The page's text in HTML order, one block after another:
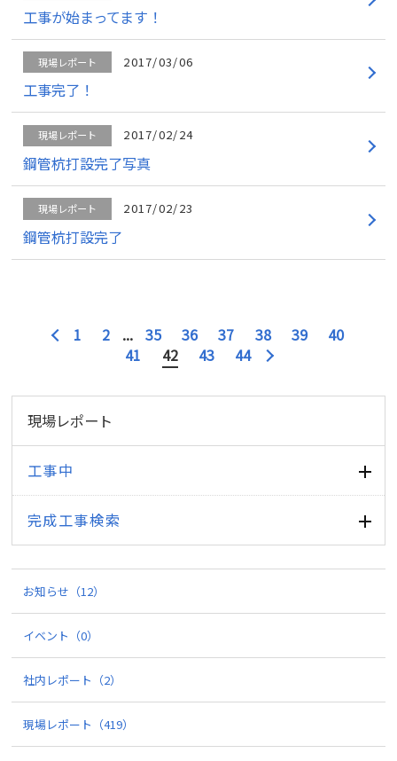
工事が始まってます！
現場レポート 2017/03/06
工事完了！
現場レポート 2017/02/24
鋼管杭打設完了写真
現場レポート 2017/02/23
鋼管杭打設完了
1 2 ... 35 36 37 38 39
40
41
42 43 44
現場レポート
工事中
完成工事検索
お知らせ （12）
イベント （0）
社内レポート （2）
現場レポート （419）